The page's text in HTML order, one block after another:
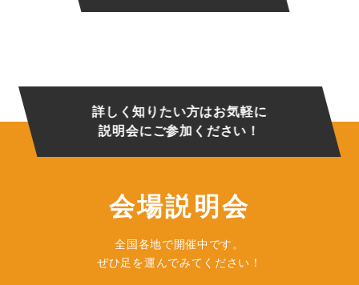
詳しく知りたい方はお気軽に
説明会にご参加ください！
会場説明会
全国各地で開催中です。
ぜひ足を運んでみてください！